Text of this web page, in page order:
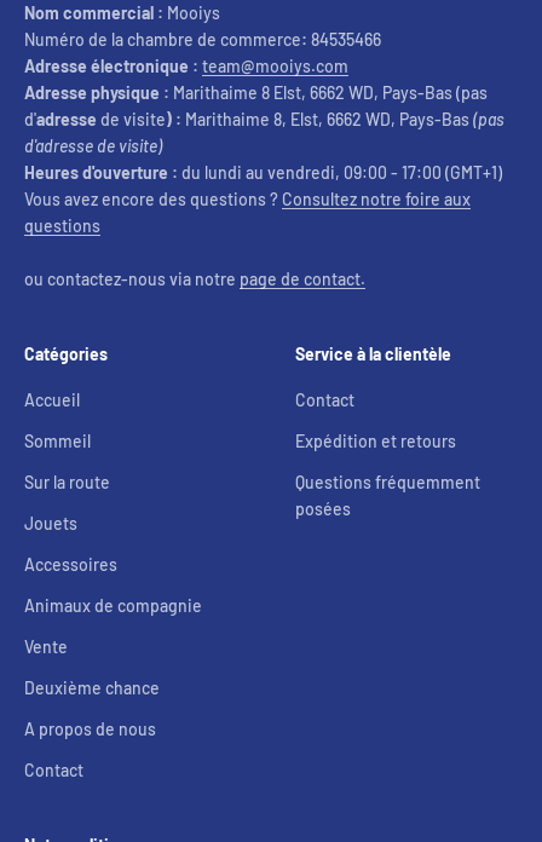
Nom commercial : Mooiys
Numéro de la chambre de commerce: 84535466
Adresse électronique : team@mooiys.com
Adresse physique : Marithaime 8 Elst, 6662 WD, Pays-Bas (pas
d'adresse de visite) : Marithaime 8, Elst, 6662 WD, Pays-Bas(pas
d'adresse de visite)
Heures d'ouverture : du lundi au vendredi, 09:00 - 17:00 (GMT+1)
Vous avez encore des questions ? Consultez notre foire aux
questions
ou contactez-nous via notre page de contact.
Catégories
Accueil
Sommeil
Sur la route
Jouets
Accessoires
Animaux de compagnie
Vente
Deuxième chance
A propos de nous
Contact
Service à la clientèle
Contact
Expédition et retours
Questions fréquemment
posées